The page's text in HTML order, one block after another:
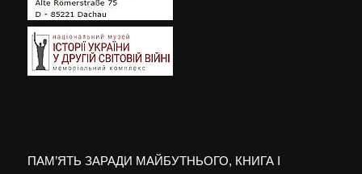
ПАМ’ЯТЬ ЗАРАДИ МАЙБУТНЬОГО, КНИГА I